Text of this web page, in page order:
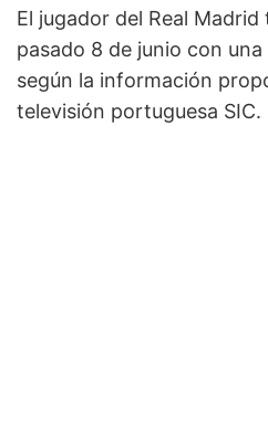
El jugador del Real Madrid
pasado 8 de junio con
según la información
televisión portuguesa SIC.